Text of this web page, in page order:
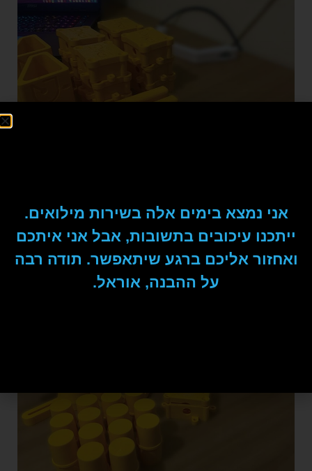
אני נמצא בימים אלה בשירות מילואים.
ייתכנו עיכובים בתשובות, אבל אני איתכם
ואחזור אליכם ברגע שיתאפשר. תודה רבה
על ההבנה, אוראל.